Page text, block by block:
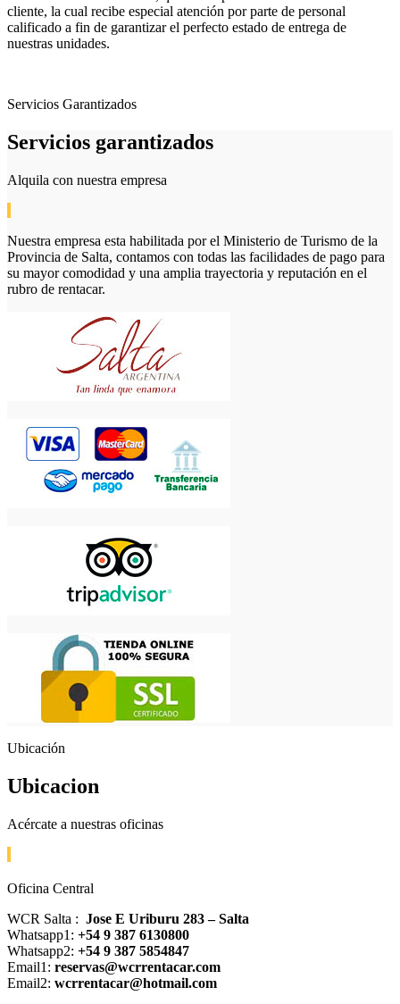
cliente, la cual recibe especial atención por parte de personal
calificado a fin de garantizar el perfecto estado de entrega de
nuestras unidades.
Servicios Garantizados
Servicios garantizados
Alquila con nuestra empresa
Nuestra empresa esta habilitada por el Ministerio de Turismo de la
Provincia de Salta, contamos con todas las facilidades de pago para
su mayor comodidad y una amplia trayectoria y reputación en el
rubro de rentacar.
Ubicación
Ubicacion
Acércate a nuestras oficinas
Oficina Central
WCR Salta : Jose E Uriburu 283 – Salta
Whatsapp1: +54 9 387 6130800
Whatsapp2: +54 9 387 5854847
Email1: reservas@wcrrentacar.com
Email2: wcrrentacar@hotmail.com